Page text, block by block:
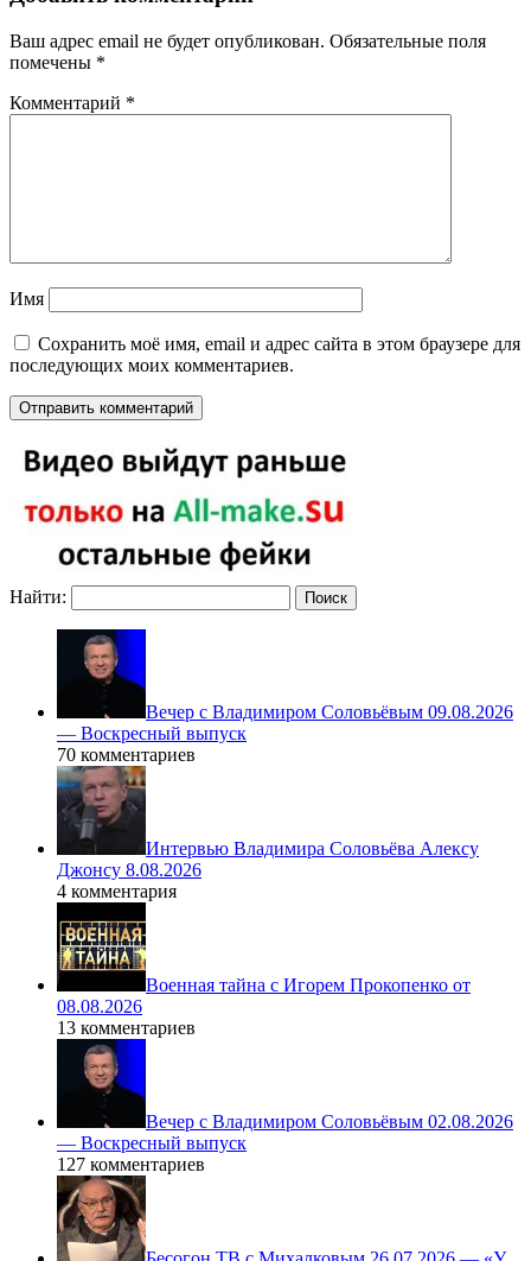
Ваш адрес email не будет опубликован. Обязательные поля
помечены *
Комментарий *
Имя
Сохранить моё имя, email и адрес сайта в этом браузере для
последующих моих комментариев.
Найти:
Вечер с Владимиром Соловьёвым 09.08.2026
— Воскресный выпуск
70 комментариев
Интервью Владимира Соловьёва Алексу
Джонсу 8.08.2026
4 комментария
Военная тайна с Игорем Прокопенко от
08.08.2026
13 комментариев
Вечер с Владимиром Соловьёвым 02.08.2026
— Воскресный выпуск
127 комментариев